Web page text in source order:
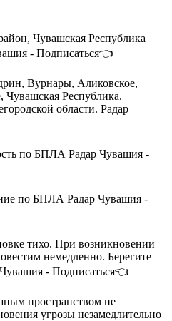
Чувашская Республика
- Подписаться👈
Вурнары, Аликовское,
Республика.
области. Радар
по БПЛА Радар Чувашия -
по БПЛА Радар Чувашия -
тихо. При возникновении
немедленно. Берегите
- Подписаться👈
пространством не
угрозы незамедлительно